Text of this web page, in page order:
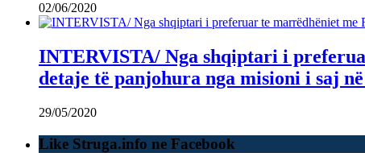
02/06/2020
INTERVISTA/ Nga shqiptari i
detaje të panjohura nga misioni i saj
29/05/2020
Like Struga.info ne Facebook